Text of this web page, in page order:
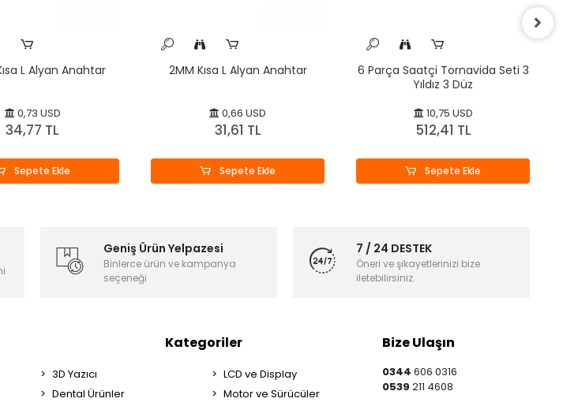
L Alyan Anahtar
0,73 USD
34,77 TL
Sepete Ekle
2MM Kısa L Alyan Anahtar
0,66 USD
31,61 TL
Sepete Ekle
6 Parça Saatçi Tornavida Seti 3
Yıldız 3 Düz
10,75 USD
512,41 TL
Sepete Ekle
Geniş Ürün Yelpazesi
Binlerce ürün ve kampanya
seçeneği
7 / 24 DESTEK
Öneri ve şikayetlerinizi bize
iletebilirsiniz.
Kategoriler
3D Yazıcı
Dental Ürünler
LCD ve Display
Motor ve Sürücüler
Bize Ulaşın
0344606 0316
0539211 4608